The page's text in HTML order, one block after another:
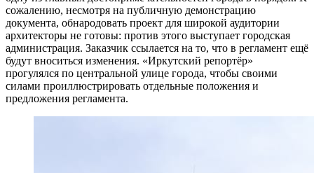
сожалению, несмотря на публичную демонстрацию
документа, обнародовать проект для широкой аудитории
архитекторы не готовы: против этого выступает городская
администрация. Заказчик ссылается на то, что в регламент ещё
будут вноситься изменения. «Иркутский репортёр»
прогулялся по центральной улице города, чтобы своими
силами проиллюстрировать отдельные положения и
предложения регламента.